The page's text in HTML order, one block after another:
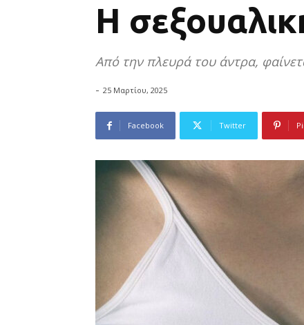
Η
Από την πλευρά του άντρα,
- 25 Μαρτίου, 2025
Facebook Twitter